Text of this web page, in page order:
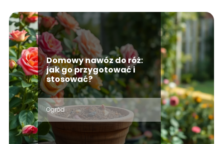
Domowy nawóz do róż:
jak go przygotować i
stosować?
Ogród